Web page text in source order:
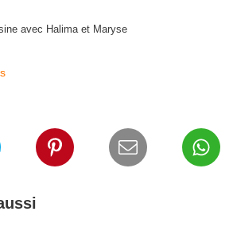
avec Halima et Maryse